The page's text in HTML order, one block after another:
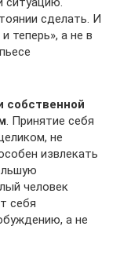
сделать. И
теперь», а не в
собственной
. Принятие себя
не
извлекать
человек
себя
а не